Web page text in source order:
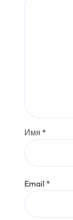
Имя *
Email *